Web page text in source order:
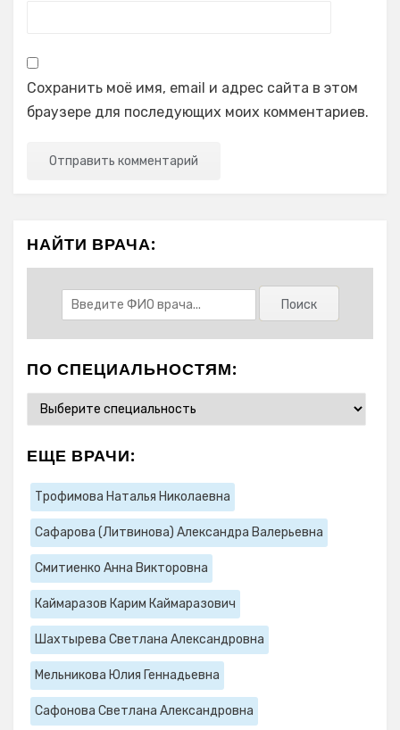
Сохранить моё имя, email и адрес сайта в этом
браузере для последующих моих комментариев.
НАЙТИ ВРАЧА:
ПО СПЕЦИАЛЬНОСТЯМ:
ЕЩЕ ВРАЧИ:
Трофимова Наталья Николаевна
Сафарова (Литвинова) Александра Валерьевна
Смитиенко Анна Викторовна
Каймаразов Карим Каймаразович
Шахтырева Светлана Александровна
Мельникова Юлия Геннадьевна
Сафонова Светлана Александровна